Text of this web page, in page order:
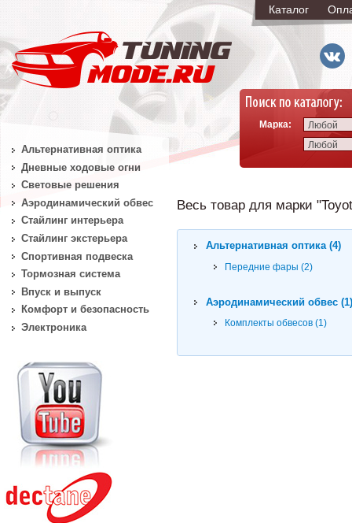
Каталог
Марка:
Любой
Любой
Весь товар для марки
Альтернативная оптика (4)
Передние фары (2)
Аэродинамический обвес
Комплекты обвесов (1)
Альтернативная оптика
Дневные ходовые огни
Световые решения
Аэродинамический обвес
Стайлинг интерьера
Стайлинг экстерьера
Спортивная подвеска
Тормозная система
Впуск и выпуск
Комфорт и безопасность
Электроника